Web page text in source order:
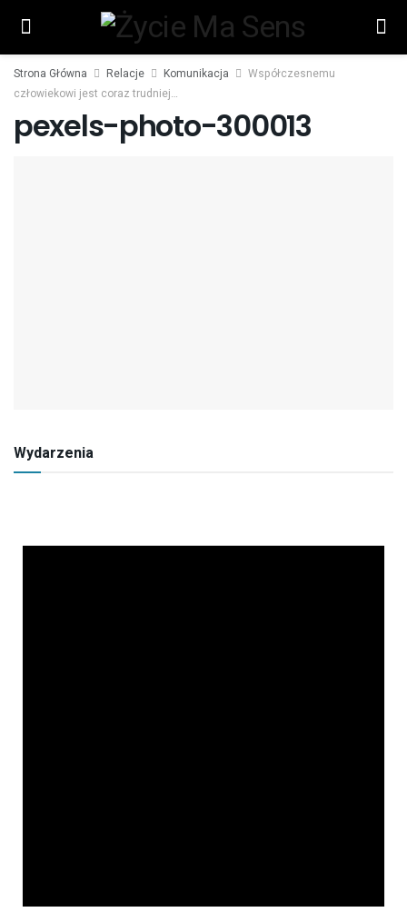
Strona Główna Relacje Komunikacja
Współczesnemu
człowiekowi jest coraz trudniej…
pexels-photo-300013
Wydarzenia